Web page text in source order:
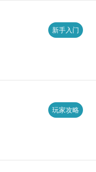
新手入门
玩家攻略